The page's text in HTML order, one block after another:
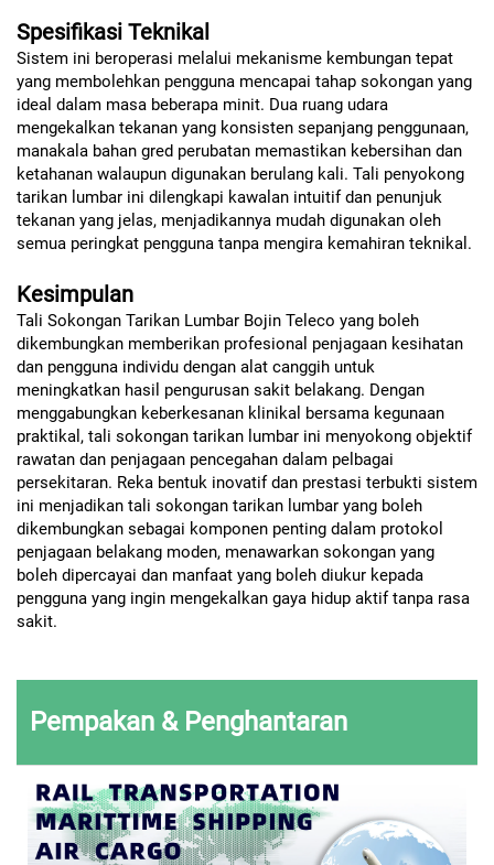
Spesifikasi Teknikal
Sistem ini beroperasi melalui mekanisme kembungan tepat
yang membolehkan pengguna mencapai tahap sokongan yang
ideal dalam masa beberapa minit. Dua ruang udara
mengekalkan tekanan yang konsisten sepanjang penggunaan,
manakala bahan gred perubatan memastikan kebersihan dan
ketahanan walaupun digunakan berulang kali. Tali penyokong
tarikan lumbar ini dilengkapi kawalan intuitif dan penunjuk
tekanan yang jelas, menjadikannya mudah digunakan oleh
semua peringkat pengguna tanpa mengira kemahiran teknikal.
Kesimpulan
Tali Sokongan Tarikan Lumbar Bojin Teleco yang boleh
dikembungkan memberikan profesional penjagaan kesihatan
dan pengguna individu dengan alat canggih untuk
meningkatkan hasil pengurusan sakit belakang. Dengan
menggabungkan keberkesanan klinikal bersama kegunaan
praktikal, tali sokongan tarikan lumbar ini menyokong objektif
rawatan dan penjagaan pencegahan dalam pelbagai
persekitaran. Reka bentuk inovatif dan prestasi terbukti sistem
ini menjadikan tali sokongan tarikan lumbar yang boleh
dikembungkan sebagai komponen penting dalam protokol
penjagaan belakang moden, menawarkan sokongan yang
boleh dipercayai dan manfaat yang boleh diukur kepada
pengguna yang ingin mengekalkan gaya hidup aktif tanpa rasa
sakit.
Pempakan & Penghantaran